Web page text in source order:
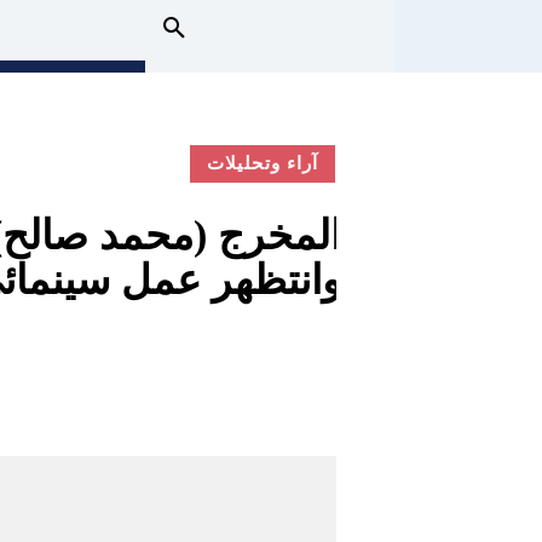
آراء وتحليلات
المخرج (محمد
وانتظهر عمل